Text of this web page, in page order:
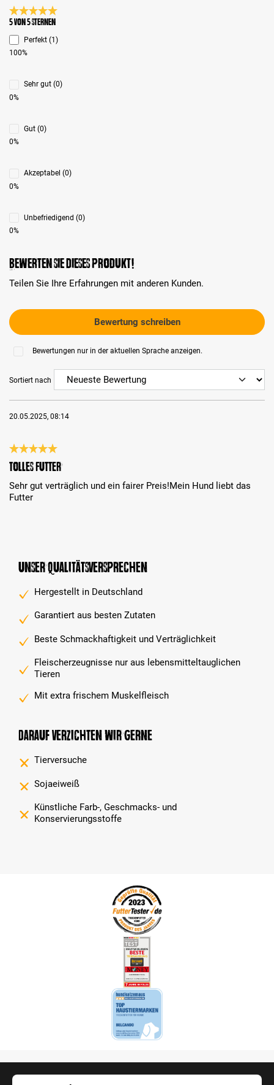
Durchschnittliche Bewertung 5 von 5 Sternen
5 von 5 Sternen
Perfekt (1)
100%
Sehr gut (0)
0%
Gut (0)
0%
Akzeptabel (0)
0%
Unbefriedigend (0)
0%
Bewerten Sie dieses Produkt!
Teilen Sie Ihre Erfahrungen mit anderen Kunden.
Bewertung schreiben
Bewertungen nur in der aktuellen Sprache anzeigen.
Sortiert nach
20.05.2025, 08:14
Bewertung mit 5 von 5 Sternen
Tolles Futter
Sehr gut verträglich und ein fairer Preis!Mein Hund liebt das
Futter
Unser Qualitätsversprechen
Hergestellt in Deutschland
Garantiert aus besten Zutaten
Beste Schmackhaftigkeit und Verträglichkeit
Fleischerzeugnisse nur aus lebensmitteltauglichen
Tieren
Mit extra frischem Muskelfleisch
Darauf verzichten wir gerne
Tierversuche
Sojaeiweiß
Künstliche Farb-, Geschmacks- und
Konservierungsstoffe